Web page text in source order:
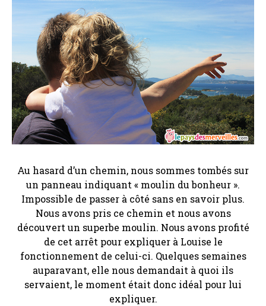
Au hasard d’un chemin, nous sommes tombés sur
un panneau indiquant « moulin du bonheur ».
Impossible de passer à côté sans en savoir plus.
Nous avons pris ce chemin et nous avons
découvert un superbe moulin. Nous avons profité
de cet arrêt pour expliquer à Louise le
fonctionnement de celui-ci. Quelques semaines
auparavant, elle nous demandait à quoi ils
servaient, le moment était donc idéal pour lui
expliquer.